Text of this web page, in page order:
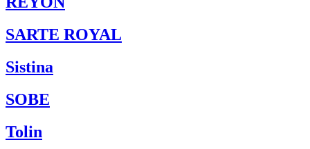
SARTE ROYAL
Sistina
SOBE
Tolin